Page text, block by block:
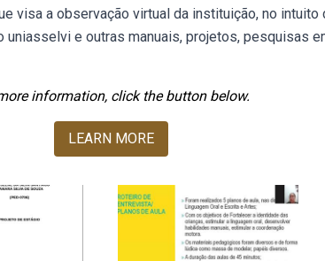
visa a observação virtual da instituição, no intuito
e outras manuais, projetos, pesquisas
information, click the button below.
LEARN MORE